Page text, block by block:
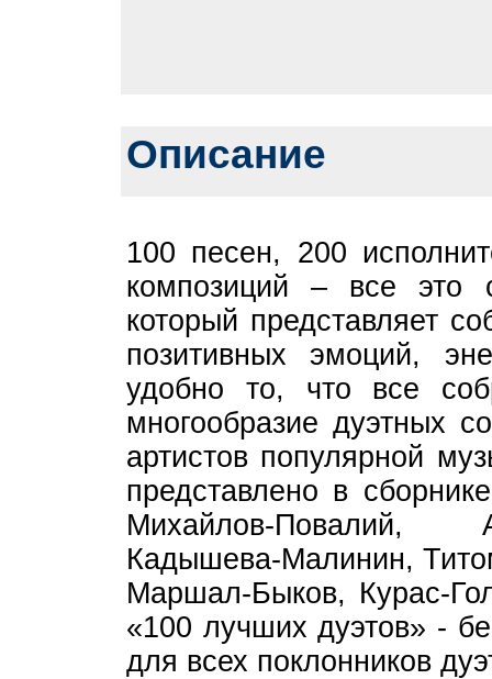
Описание
100 песен, 200
композиций – все это
который представляет
позитивных эмоций,
удобно то, что все
многообразие дуэтных
артистов популярной
представлено в
Михайлов-Повалий,
Кадышева-Малинин,
Маршал-Быков, Курас-
«100 лучших дуэтов» -
для всех поклонников